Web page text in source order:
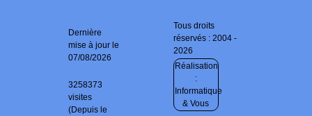
Dernière
mise à jour le
07/08/2026
3258373
visites
(Depuis le
Tous droits
réservés : 2004 -
2026
Réalisation
:
Informatique
& Vous